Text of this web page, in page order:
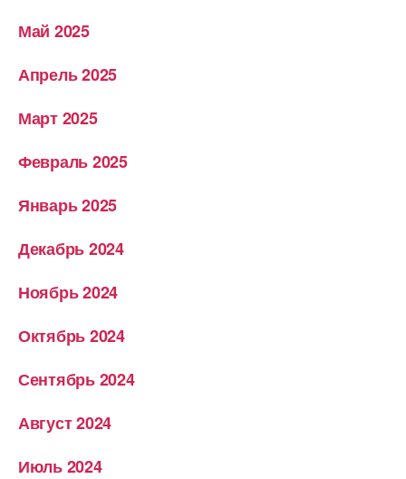
Май 2025
Апрель 2025
Март 2025
Февраль 2025
Январь 2025
Декабрь 2024
Ноябрь 2024
Октябрь 2024
Сентябрь 2024
Август 2024
Июль 2024